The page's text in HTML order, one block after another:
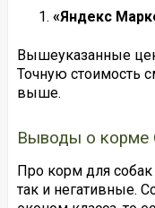
«Яндекс
Вышеуказанные
Точную стоимость
выше.
Выводы о корме
Про корм для
так и негативные.